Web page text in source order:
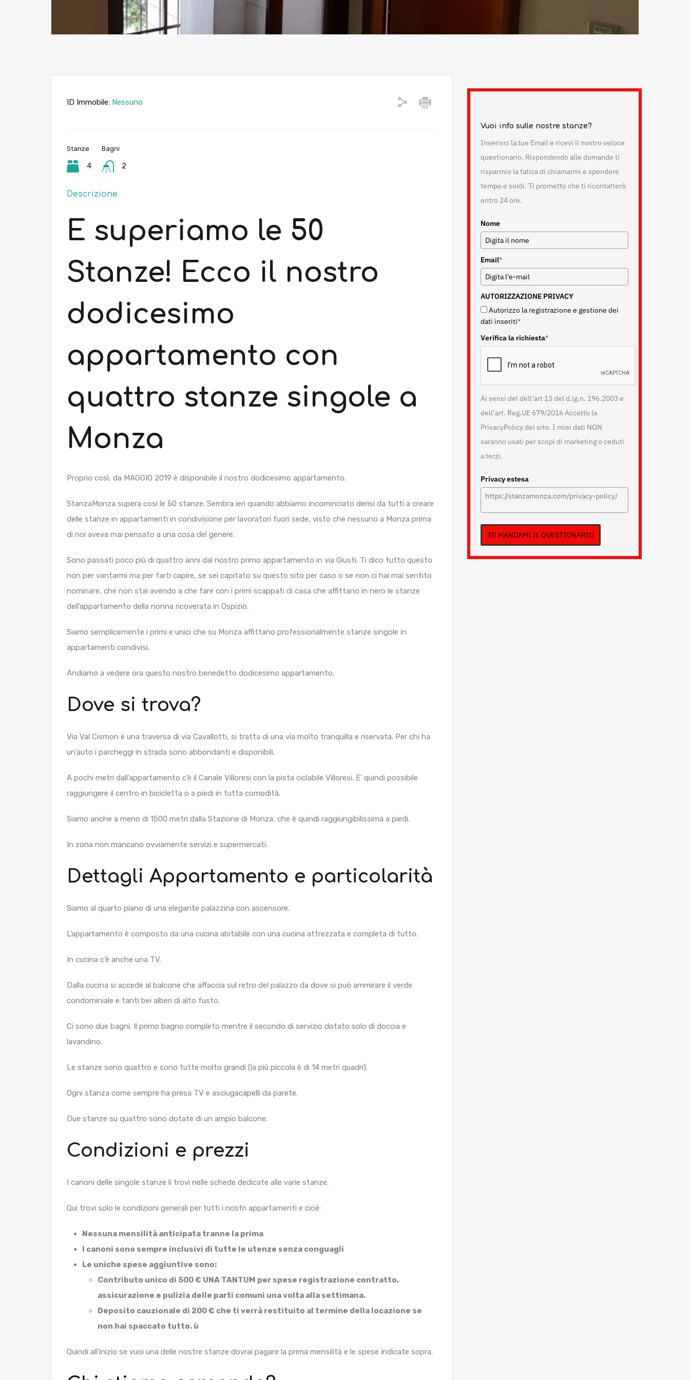
ID Immobile: Nessuno
Stanze
4
Bagni
2
Descrizione
E superiamo le 50
Stanze! Ecco il nostro
dodicesimo
appartamento con
quattro stanze singole a
Monza
Proprio così, da MAGGIO 2019 è disponibile il nostro dodicesimo appartamento.
StanzaMonza supera così le 50 stanze. Sembra ieri quando abbiamo incominciato derisi da tutti a creare
delle stanze in appartamenti in condivisione per lavoratori fuori sede, visto che nessuno a Monza prima
di noi aveva mai pensato a una cosa del genere.
Sono passati poco più di quattro anni dal nostro primo appartamento in via Giusti. Ti dico tutto questo
non per vantarmi ma per farti capire, se sei capitato su questo sito per caso o se non ci hai mai sentito
nominare, che non stai avendo a che fare con i primi scappati di casa che affittano in nero le stanze
dell’appartamento della nonna ricoverata in Ospizio.
Siamo semplicemente i primi e unici che su Monza affittano professionalmente stanze singole in
appartamenti condivisi.
Andiamo a vedere ora questo nostro benedetto dodicesimo appartamento.
Dove si trova?
Via Val Cismon è una traversa di via Cavallotti, si tratta di una via molto tranquilla e riservata. Per chi ha
un’auto i parcheggi in strada sono abbondanti e disponibili.
A pochi metri dall’appartamento c’è il Canale Villoresi con la pista ciclabile Villoresi. E’ quindi possibile
raggiungere il centro in bicicletta o a piedi in tutta comodità.
Siamo anche a meno di 1500 metri dalla Stazione di Monza, che è quindi raggiungibilissima a piedi.
In zona non mancano ovviamente servizi e supermercati.
Dettagli Appartamento e particolarità
Siamo al quarto piano di una elegante palazzina con ascensore.
L’appartamento è composto da una cucina abitabile con una cucina attrezzata e completa di tutto.
In cucina c’è anche una TV.
Dalla cucina si accede al balcone che affaccia sul retro del palazzo da dove si può ammirare il verde
condominiale e tanti bei alberi di alto fusto.
Ci sono due bagni. Il primo bagno completo mentre il secondo di servizio dotato solo di doccia e
lavandino.
Le stanze sono quattro e sono tutte molto grandi (la più piccola è di 14 metri quadri).
Ogni stanza come sempre ha presa TV e asciugacapelli da parete.
Due stanze su quattro sono dotate di un ampio balcone.
Condizioni e prezzi
I canoni delle singole stanze li trovi nelle schede dedicate alle varie stanze.
Qui trovi solo le condizioni generali per tutti i nostri appartamenti e cioè:
Nessuna mensilità anticipata tranne la prima
I canoni sono sempre inclusivi di tutte le utenze senza conguagli
Le uniche spese aggiuntive sono:
Contributo unico di 500 € UNA TANTUM per spese registrazione contratto,
assicurazione e pulizia delle parti comuni una volta alla settimana.
Deposito cauzionale di 200 € che ti verrà restituito al termine della locazione se
non hai spaccato tutto. ù
Quindi all’inizio se vuoi una delle nostre stanze dovrai pagare la prima mensilità e le spese indicate sopra.
Vuoi info sulle nostre stanze?
Inserisci la tue Email e ricevi il nostro veloce
questionario. Rispondendo alle domande ti
risparmio la fatica di chiamarmi e spendere
tempo e soldi. Ti prometto che ti ricontatterò
entro 24 ore.
Nome
Email*
AUTORIZZAZIONE PRIVACY
Autorizzo la registrazione e gestione dei
dati inseriti*
Verifica la richiesta*
Ai sensi del dell’art 13 del d.lg.n. 196.2003 e
dell’art. Reg.UE 679/2016 Accetto la
PrivacyPolicy del sito. I miei dati NON
saranno usati per scopi di marketing o ceduti
a terzi.
Privacy estesa
SI! MANDAMI IL QUESTIONARIO